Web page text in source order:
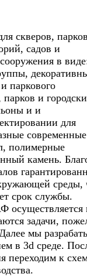
скверов,
садов и
в
паркового
и
и и
для
современные
полимерные
камень.
среды,
срок службы.
осуществляется
задачи,
мы
в 3d среде.
переходим к